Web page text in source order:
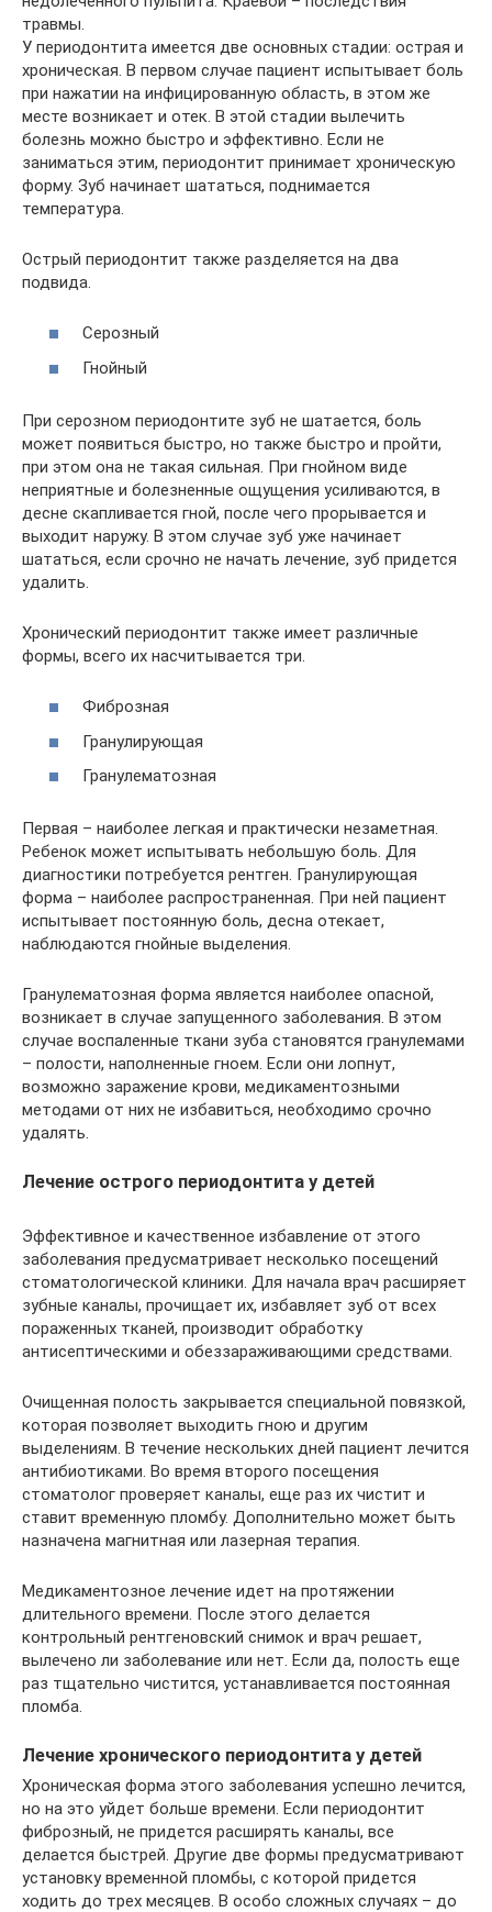
травмы.
У периодонтита имеется две основных стадии: острая и
хроническая. В первом случае пациент испытывает боль
при нажатии на инфицированную область, в этом же
месте возникает и отек. В этой стадии вылечить
болезнь можно быстро и эффективно. Если не
заниматься этим, периодонтит принимает хроническую
форму. Зуб начинает шататься, поднимается
температура.
Острый периодонтит также разделяется на два
подвида.
Серозный
Гнойный
При серозном периодонтите зуб не шатается, боль
может появиться быстро, но также быстро и пройти,
при этом она не такая сильная. При гнойном виде
неприятные и болезненные ощущения усиливаются, в
десне скапливается гной, после чего прорывается и
выходит наружу. В этом случае зуб уже начинает
шататься, если срочно не начать лечение, зуб придется
удалить.
Хронический периодонтит также имеет различные
формы, всего их насчитывается три.
Фиброзная
Гранулирующая
Гранулематозная
Первая – наиболее легкая и практически незаметная.
Ребенок может испытывать небольшую боль. Для
диагностики потребуется рентген. Гранулирующая
форма – наиболее распространенная. При ней пациент
испытывает постоянную боль, десна отекает,
наблюдаются гнойные выделения.
Гранулематозная форма является наиболее опасной,
возникает в случае запущенного заболевания. В этом
случае воспаленные ткани зуба становятся гранулемами
– полости, наполненные гноем. Если они лопнут,
возможно заражение крови, медикаментозными
методами от них не избавиться, необходимо срочно
удалять.
Лечение острого периодонтита у детей
Эффективное и качественное избавление от этого
заболевания предусматривает несколько посещений
стоматологической клиники. Для начала врач расширяет
зубные каналы, прочищает их, избавляет зуб от всех
пораженных тканей, производит обработку
антисептическими и обеззараживающими средствами.
Очищенная полость закрывается специальной повязкой,
которая позволяет выходить гною и другим
выделениям. В течение нескольких дней пациент лечится
антибиотиками. Во время второго посещения
стоматолог проверяет каналы, еще раз их чистит и
ставит временную пломбу. Дополнительно может быть
назначена магнитная или лазерная терапия.
Медикаментозное лечение идет на протяжении
длительного времени. После этого делается
контрольный рентгеновский снимок и врач решает,
вылечено ли заболевание или нет. Если да, полость еще
раз тщательно чистится, устанавливается постоянная
пломба.
Лечение хронического периодонтита у детей
Хроническая форма этого заболевания успешно лечится,
но на это уйдет больше времени. Если периодонтит
фиброзный, не придется расширять каналы, все
делается быстрей. Другие две формы предусматривают
установку временной пломбы, с которой придется
ходить до трех месяцев. В особо сложных случаях – до